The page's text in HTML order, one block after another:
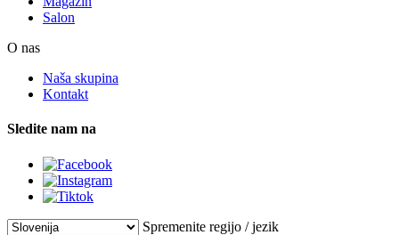
Salon
O nas
Naša skupina
Kontakt
Sledite nam na
Spremenite regijo / jezik